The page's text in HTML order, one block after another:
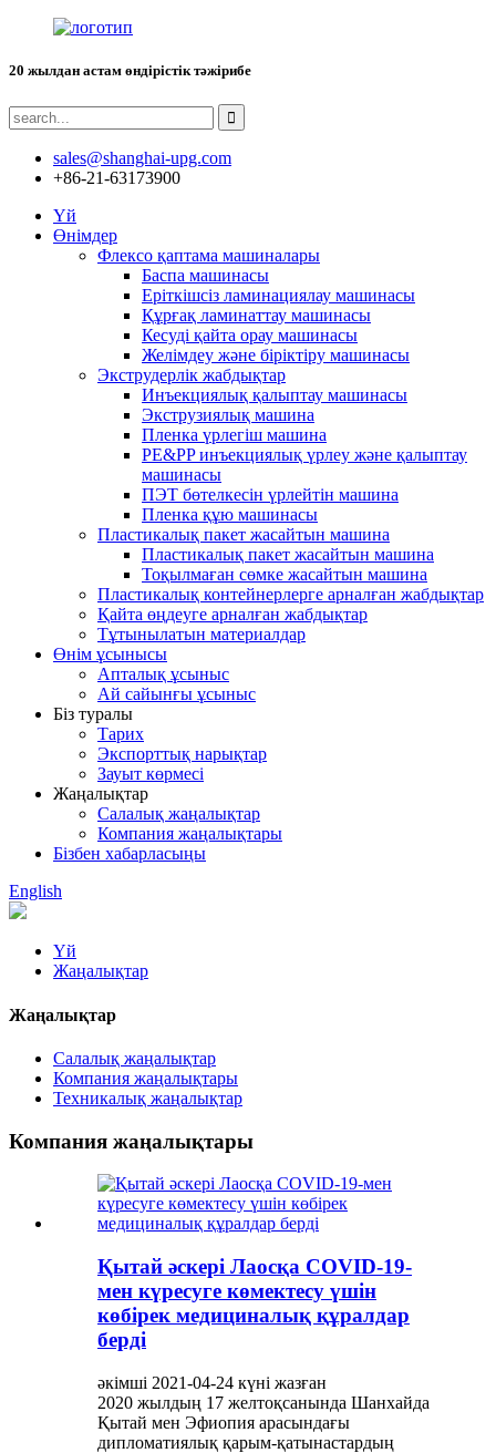
20 жылдан астам өндірістік тәжірибе
sales@shanghai-upg.com
+86-21-63173900
Үй
Өнімдер
Флексо қаптама машиналары
Баспа машинасы
Еріткішсіз ламинациялау машинасы
Құрғақ ламинаттау машинасы
Кесуді қайта орау машинасы
Желімдеу және біріктіру машинасы
Экструдерлік жабдықтар
Инъекциялық қалыптау машинасы
Экструзиялық машина
Пленка үрлегіш машина
PE&PP инъекциялық үрлеу және қалыптау
машинасы
ПЭТ бөтелкесін үрлейтін машина
Пленка құю машинасы
Пластикалық пакет жасайтын машина
Пластикалық пакет жасайтын машина
Тоқылмаған сөмке жасайтын машина
Пластикалық контейнерлерге арналған жабдықтар
Қайта өңдеуге арналған жабдықтар
Тұтынылатын материалдар
Өнім ұсынысы
Апталық ұсыныс
Ай сайынғы ұсыныс
Біз туралы
Тарих
Экспорттық нарықтар
Зауыт көрмесі
Жаңалықтар
Салалық жаңалықтар
Компания жаңалықтары
Бізбен хабарласыңы
English
Үй
Жаңалықтар
Жаңалықтар
Салалық жаңалықтар
Компания жаңалықтары
Техникалық жаңалықтар
Компания жаңалықтары
Қытай әскері Лаосқа COVID-19-
мен күресуге көмектесу үшін
көбірек медициналық құралдар
берді
әкімші 2021-04-24 күні жазған
2020 жылдың 17 желтоқсанында Шанхайда
Қытай мен Эфиопия арасындағы
дипломатиялық қарым-қатынастардың